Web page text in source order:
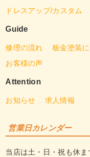
ドレスアップ/カスタム
Guide
修理の流れ 板金塗装
お客様の声
Attention
お知らせ 求人情報
営業日カレンダー
当店は土・日・祝も休